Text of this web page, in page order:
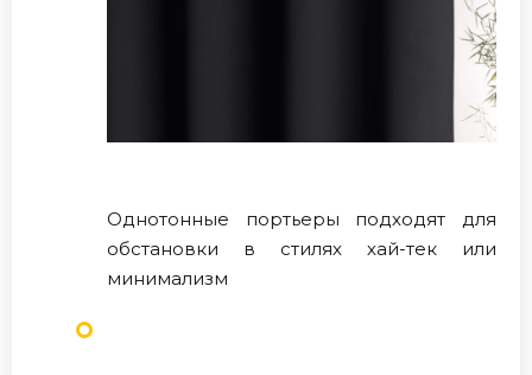
Однотонные портьеры подходят для
обстановки в стилях хай-тек или
минимализм